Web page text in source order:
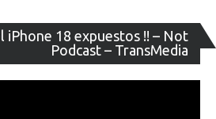
iPhone 18 expuestos !! – Not
Podcast – TransMedia
de